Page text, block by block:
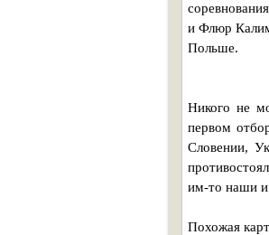
и Флюр
Польше.
Никого не
первом
Словении,
им-то наши и
Похожая